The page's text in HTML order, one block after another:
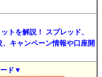
トを解説！ スプレッド、
キャンペーン情報や口座開
ド▼